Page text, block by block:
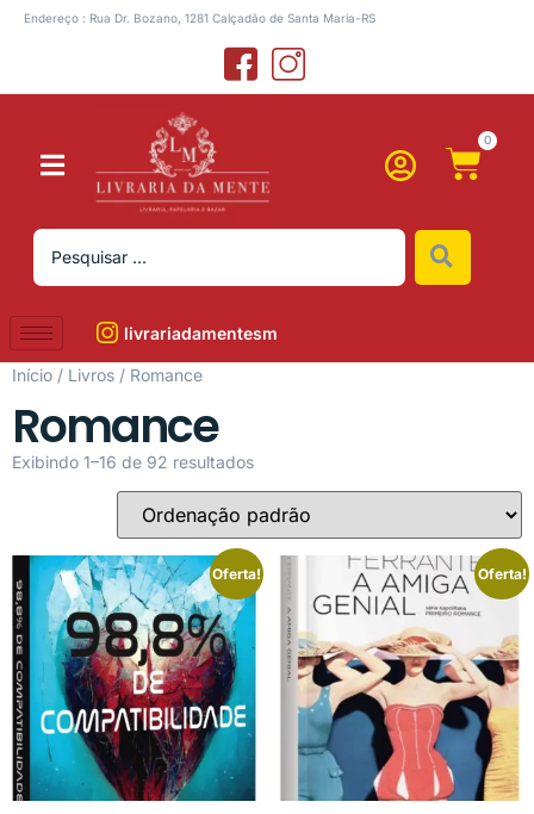
Endereço : Rua Dr. Bozano, 1281 Calçadão de Santa Maria-RS
0
livrariadamentesm
Início / Livros / Romance
Romance
Exibindo 1–16 de 92 resultados
Oferta! Oferta!